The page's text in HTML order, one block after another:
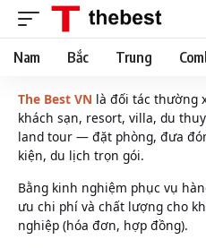
Nam Bắc Trung
The Best VN là đối tác thường
khách sạn, resort, villa, du
land tour — đặt phòng, đưa
kiện, du lịch trọn gói.
Bằng kinh nghiệm phục vụ
ưu chi phí và chất lượng cho
nghiệp (hóa đơn, hợp đồng).